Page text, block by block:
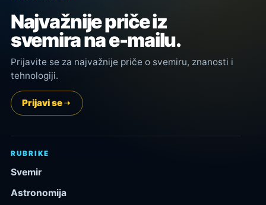
Najvažnije priče iz
svemira na e-mailu.
Prijavite se za najvažnije priče o svemiru, znanosti i
tehnologiji.
Prijavi se
RUBRIKE
Svemir
Astronomija